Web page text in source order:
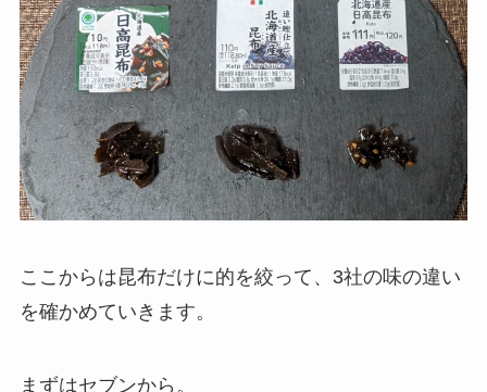
ここからは昆布だけに的を絞って、3社の味の違い
を確かめていきます。
まずはセブンから。